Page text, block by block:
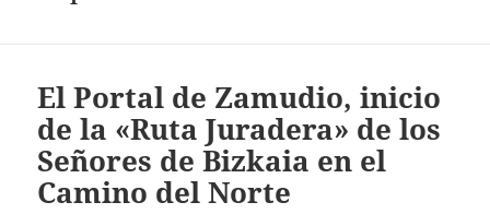
El Portal de Zamudio, inicio
de la «Ruta Juradera» de los
Señores de Bizkaia en el
Camino del Norte